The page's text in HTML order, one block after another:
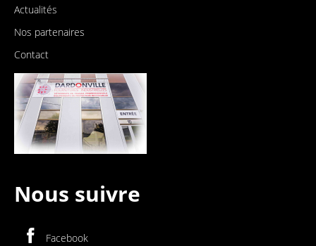
Actualités
Nos partenaires
Contact
Nous suivre
Facebook